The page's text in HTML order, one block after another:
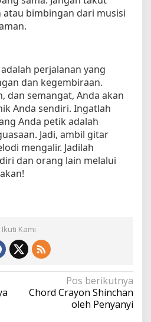
bimbingan dari musisi
perjalanan yang
dan kegembiraan.
dan semangat, Anda akan
Anda sendiri. Ingatlah
Anda petik adalah
Jadi, ambil gitar
mengalir. Jadilah
dan orang lain melalui
Ikuti Kami
Pos berikutnya
Chord Crayon Shinchan
oleh Penyanyi